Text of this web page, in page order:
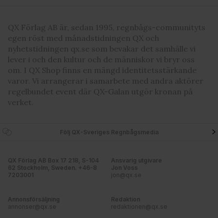
QX Förlag AB är, sedan 1995, regnbågs-communityts
egen röst med månadstidningen QX och
nyhetstidningen qx.se som bevakar det samhälle vi
lever i och den kultur och de människor vi bryr oss
om. I QX Shop finns en mängd identitetsstärkande
varor. Vi arrangerar i samarbete med andra aktörer
regelbundet event där QX-Galan utgör kronan på
verket.
Följ QX-Sveriges Regnbågsmedia
QX Förlag AB Box 17 218, S-104
62 Stockholm, Sweden. +46-8
7203001
Ansvarig utgivare
Jon Voss
jon@qx.se
Annonsförsäljning
annonser@qx.se
Redaktion
redaktionen@qx.se